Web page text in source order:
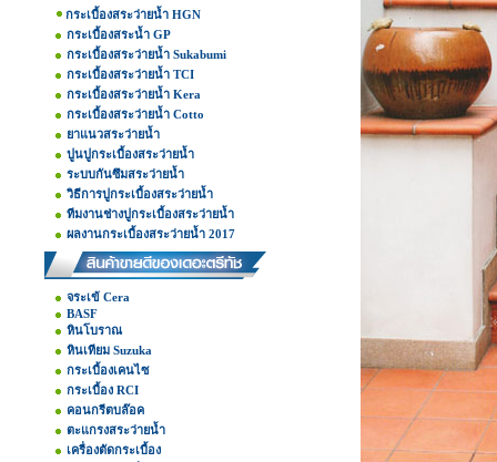
กระเบื้องสระว่ายน้ำ HGN
กระเบื้องสระน้ำ GP
กระเบื้องสระว่ายน้ำ Sukabumi
กระเบื้องสระว่ายน้ำ TCI
กระเบื้องสระว่ายน้ำ Kera
กระเบื้องสระว่ายน้ำ Cotto
ยาแนวสระว่ายน้ำ
ปูนปูกระเบื้องสระว่ายน้ำ
ระบบกันซึมสระว่ายน้ำ
วิธีการปูกระเบื้องสระว่ายน้ำ
ทีมงานช่างปูกระเบื้องสระว่ายน้ำ
ผลงานกระเบื้องสระว่ายน้ำ 2017
จระเข้ Cera
BASF
หินโบราณ
หินเทียม Suzuka
กระเบื้องเคนไซ
กระเบื้อง RCI
คอนกรีตบล๊อค
ตะแกรงสระว่ายน้ำ
เครื่องตัดกระเบื้อง